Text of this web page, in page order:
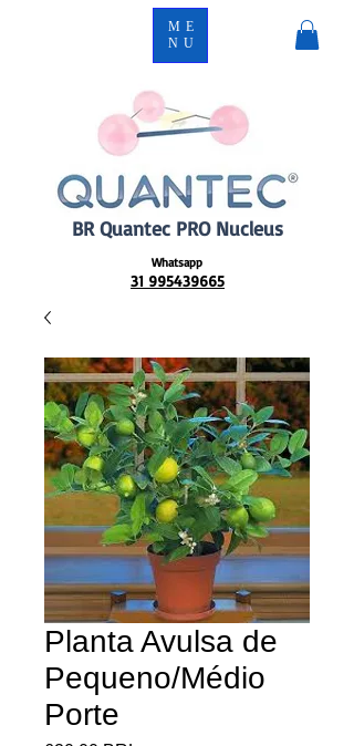
BR Quantec PRO Nucleus
Whatsapp
31 995439665
ME
NU
Planta Avulsa de
Pequeno/Médio
Porte